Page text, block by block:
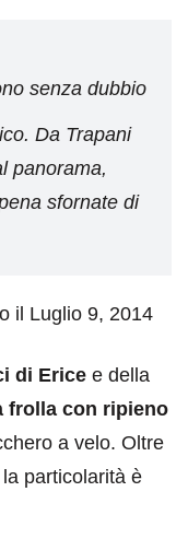
senza dubbio
Da Trapani
panorama,
sfornate di
il Luglio 9, 2014
di Erice e della
frolla con ripieno
a velo. Oltre
particolarità è